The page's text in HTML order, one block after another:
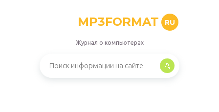
MP3FORMAT RU
Журнал о компьютерах